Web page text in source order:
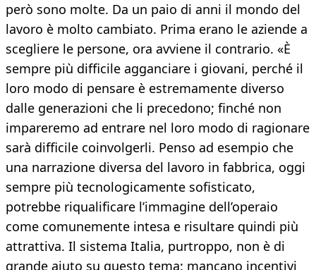
però sono molte. Da un paio di anni il mondo del
lavoro è molto cambiato. Prima erano le aziende a
scegliere le persone, ora avviene il contrario. «È
sempre più difficile agganciare i giovani, perché il
loro modo di pensare è estremamente diverso
dalle generazioni che li precedono; finché non
impareremo ad entrare nel loro modo di ragionare
sarà difficile coinvolgerli. Penso ad esempio che
una narrazione diversa del lavoro in fabbrica, oggi
sempre più tecnologicamente sofisticato,
potrebbe riqualificare l’immagine dell’operaio
come comunemente intesa e risultare quindi più
attrattiva. Il sistema Italia, purtroppo, non è di
grande aiuto su questo tema: mancano incentivi